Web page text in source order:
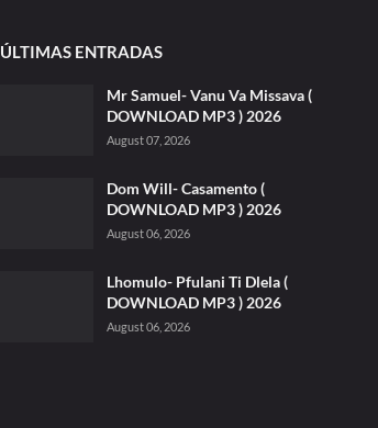
ÚLTIMAS ENTRADAS
Mr Samuel- Vanu Va Missava (
DOWNLOAD MP3 ) 2026
August 07, 2026
Dom Will- Casamento (
DOWNLOAD MP3 ) 2026
August 06, 2026
Lhomulo- Pfulani Ti Dlela (
DOWNLOAD MP3 ) 2026
August 06, 2026